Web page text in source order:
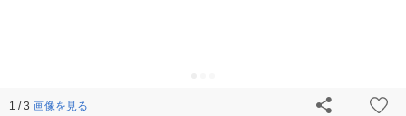
1 / 3 画像を見る